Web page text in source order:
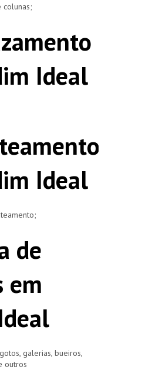
colunas;
Ideal
Ideal
de
em
galerias, bueiros,
outros